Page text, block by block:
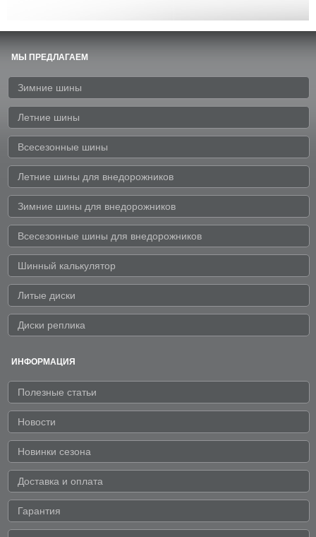
МЫ ПРЕДЛАГАЕМ
Зимние шины
Летние шины
Всесезонные шины
Летние шины для внедорожников
Зимние шины для внедорожников
Всесезонные шины для внедорожников
Шинный калькулятор
Литые диски
Диски реплика
ИНФОРМАЦИЯ
Полезные статьи
Новости
Новинки сезона
Доставка и оплата
Гарантия